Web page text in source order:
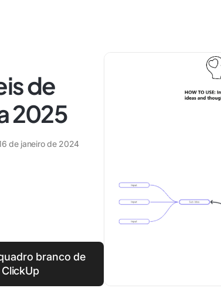
de
2025
de janeiro de 2024
branco de